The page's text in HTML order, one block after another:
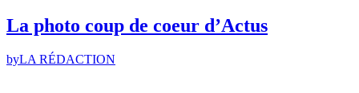
La photo coup de coeur d’Actus
byLA RÉDACTION